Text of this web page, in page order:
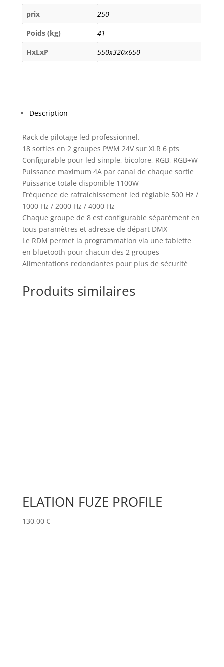
prix
250
Poids (kg)
41
HxLxP
550x320x650
Description
Rack de pilotage led professionnel.
18 sorties en 2 groupes PWM 24V sur XLR 6 pts
Configurable pour led simple, bicolore, RGB, RGB+W
Puissance maximum 4A par canal de chaque sortie
Puissance totale disponible 1100W
Fréquence de rafraichissement led réglable 500 Hz /
1000 Hz / 2000 Hz / 4000 Hz
Chaque groupe de 8 est configurable séparément en
tous paramètres et adresse de départ DMX
Le RDM permet la programmation via une tablette
en bluetooth pour chacun des 2 groupes
Alimentations redondantes pour plus de sécurité
Produits similaires
ELATION FUZE PROFILE
130,00 €